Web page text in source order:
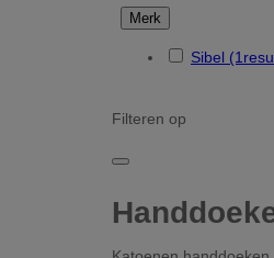
Merk
Sibel (1
Filteren op